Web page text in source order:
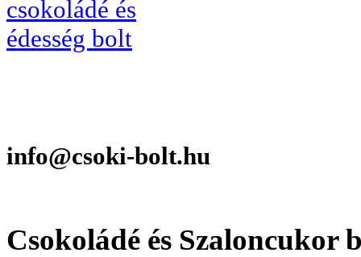
info@csoki-bolt.hu
Csokoládé és Szaloncukor